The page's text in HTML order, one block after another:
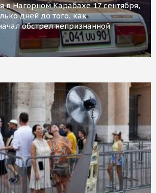
в Нагорном Карабахе 17 сентября,
дней до того, как
обстрел непризнанной